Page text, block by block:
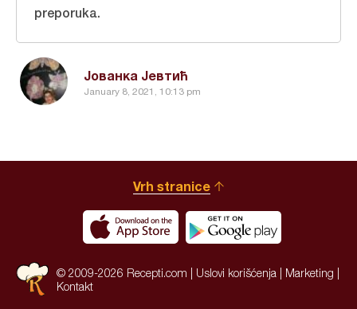
Јованка Јевтић
January 8, 2021, 10:13 pm
preporuka.
Vrh stranice
© 2009-2026 Recepti.com | Uslovi korišćenja Marketing
Kontakt